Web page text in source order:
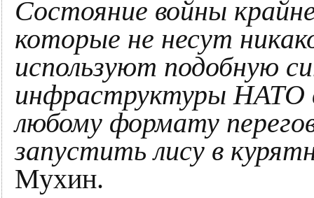
Состояние войны
которые не несут
используют подобную
инфраструктуры НАТО
любому формату
запустить лису в
Мухин.